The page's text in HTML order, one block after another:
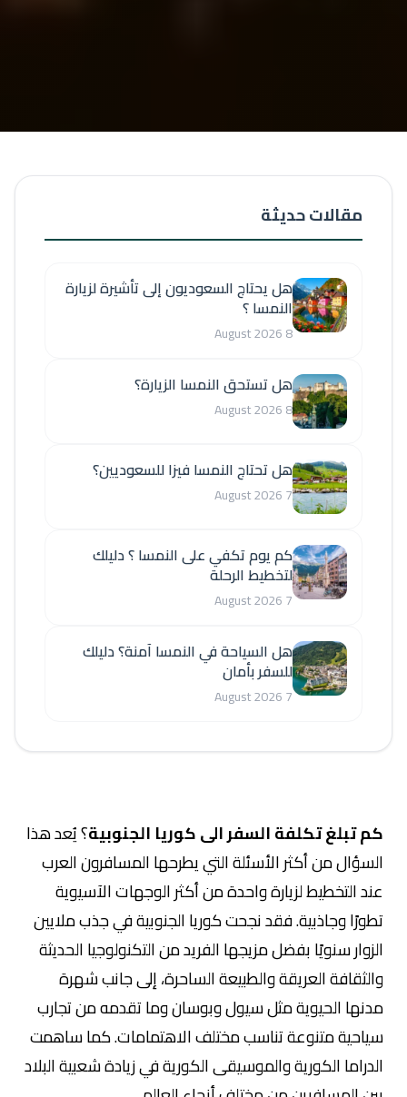
كم تبلغ تكلفة السفر الى كوريا الجنوبية؟ يُعد هذا
السؤال من أكثر الأسئلة التي يطرحها المسافرون العرب
عند التخطيط لزيارة واحدة من أكثر الوجهات الآسيوية
تطورًا وجاذبية. فقد نجحت كوريا الجنوبية في جذب ملايين
الزوار سنويًا بفضل مزيجها الفريد من التكنولوجيا الحديثة
والثقافة العريقة والطبيعة الساحرة، إلى جانب شهرة
مدنها الحيوية مثل سيول وبوسان وما تقدمه من تجارب
سياحية متنوعة تناسب مختلف الاهتمامات. كما ساهمت
الدراما الكورية والموسيقى الكورية في زيادة شعبية البلاد
مقالات حديثة
هل يحتاج السعوديون إلى تأشيرة لزيارة
النمسا ؟
8 August 2026
هل تستحق النمسا الزيارة؟
8 August 2026
هل تحتاج النمسا فيزا للسعوديين؟
7 August 2026
كم يوم تكفي على النمسا ؟ دليلك
لتخطيط الرحلة
7 August 2026
هل السياحة في النمسا آمنة؟ دليلك
للسفر بأمان
7 August 2026